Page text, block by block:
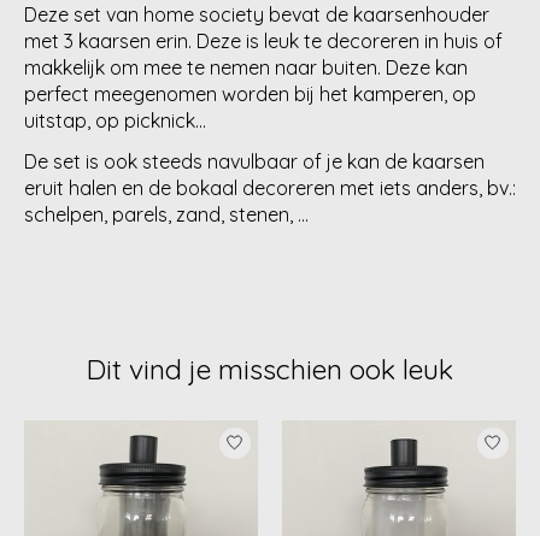
Deze set van home society bevat de kaarsenhouder
met 3 kaarsen erin. Deze is leuk te decoreren in huis of
makkelijk om mee te nemen naar buiten. Deze kan
perfect meegenomen worden bij het kamperen, op
uitstap, op picknick...
De set is ook steeds navulbaar of je kan de kaarsen
eruit halen en de bokaal decoreren met iets anders, bv.:
schelpen, parels, zand, stenen, ...
Dit vind je misschien ook leuk
Items van productcarrousel